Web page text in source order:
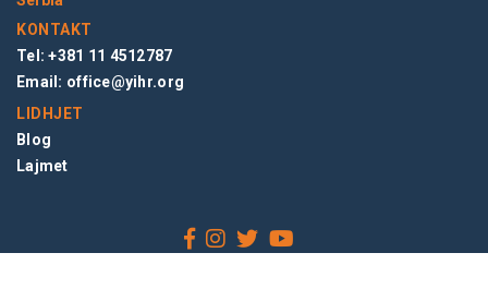
KONTAKT
Tel: +381 11 4512787
Email: office@yihr.org
LIDHJET
Blog
Lajmet